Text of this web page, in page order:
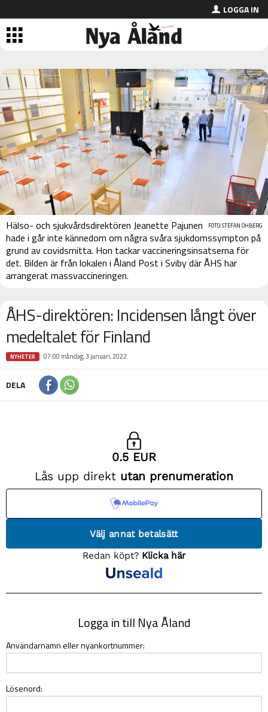
LOGGA IN
FOTO: STEFAN ÖHBERG
Hälso- och sjukvårdsdirektören Jeanette Pajunen
hade i går inte kännedom om några svåra sjukdomssympton på
grund av covidsmitta. Hon tackar vaccineringsinsatserna för
det. Bilden är från lokalen i Åland Post i Sviby där ÅHS har
arrangerat massvaccineringen.
ÅHS-direktören: Incidensen långt över
medeltalet för Finland
NYHETER 07:00 måndag, 3 januari, 2022
DELA